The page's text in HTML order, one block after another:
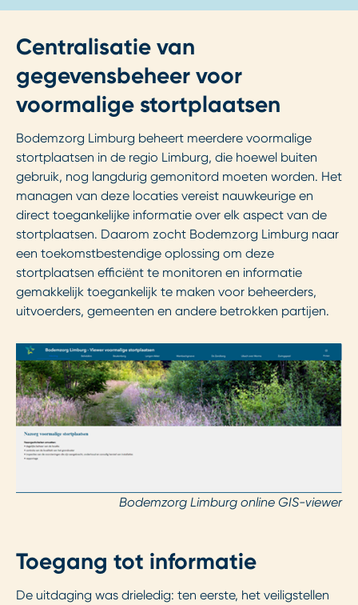
Centralisatie van
gegevensbeheer voor
voormalige stortplaatsen
Bodemzorg Limburg beheert meerdere voormalige
stortplaatsen in de regio Limburg, die hoewel buiten
gebruik, nog langdurig gemonitord moeten worden. Het
managen van deze locaties vereist nauwkeurige en
direct toegankelijke informatie over elk aspect van de
stortplaatsen. Daarom zocht Bodemzorg Limburg naar
een toekomstbestendige oplossing om deze
stortplaatsen efficiënt te monitoren en informatie
gemakkelijk toegankelijk te maken voor beheerders,
uitvoerders, gemeenten en andere betrokken partijen.
Bodemzorg Limburg online GIS-viewer
Toegang tot informatie
De uitdaging was drieledig: ten eerste, het veiligstellen